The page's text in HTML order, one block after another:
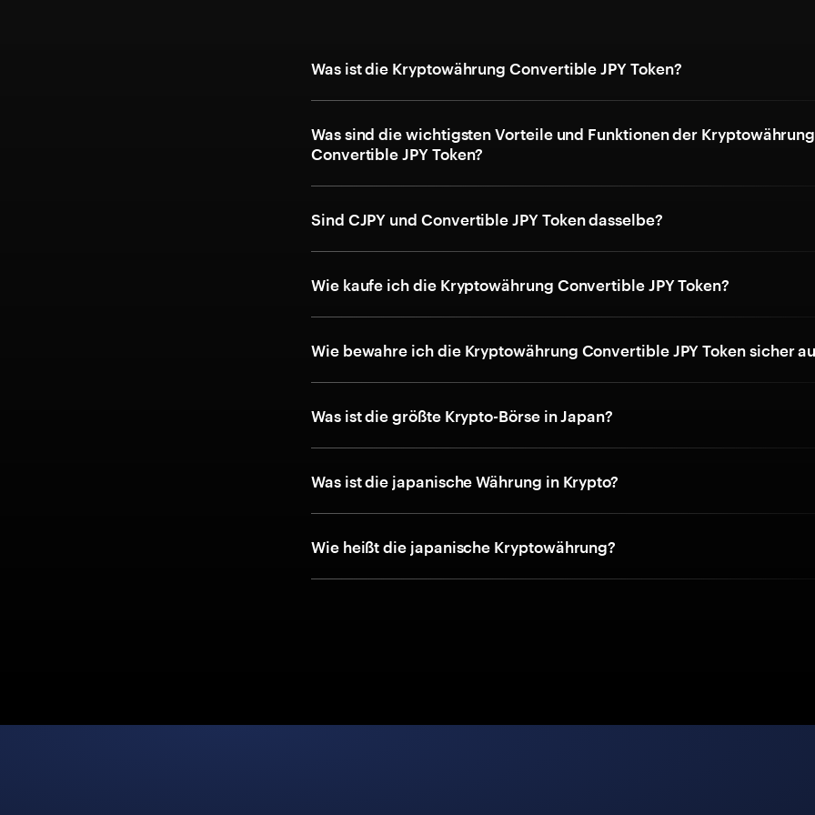
Was ist die Kryptowährung Convertible JPY Token?
Was sind die wichtigsten Vorteile und Funktionen der Kryptowährung
Convertible JPY Token?
Sind CJPY und Convertible JPY Token dasselbe?
Wie kaufe ich die Kryptowährung Convertible JPY Token?
Wie bewahre ich die Kryptowährung Convertible JPY Token sicher
Was ist die größte Krypto-Börse in Japan?
Was ist die japanische Währung in Krypto?
Wie heißt die japanische Kryptowährung?